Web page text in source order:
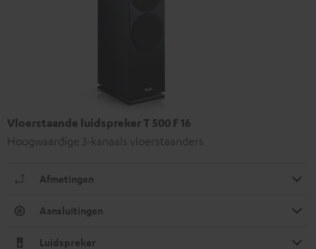
Vloerstaande luidspreker T 500 F 16
Hoogwaardige 3-kanaals vloerstaanders
Afmetingen
Aansluitingen
Luidspreker